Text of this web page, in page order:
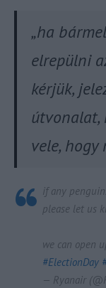
„ha
elrepülni
kérjük,
útvonalat,
vele, hogy
if any
please let us
we can open
#ElectionDay
— Ryanair